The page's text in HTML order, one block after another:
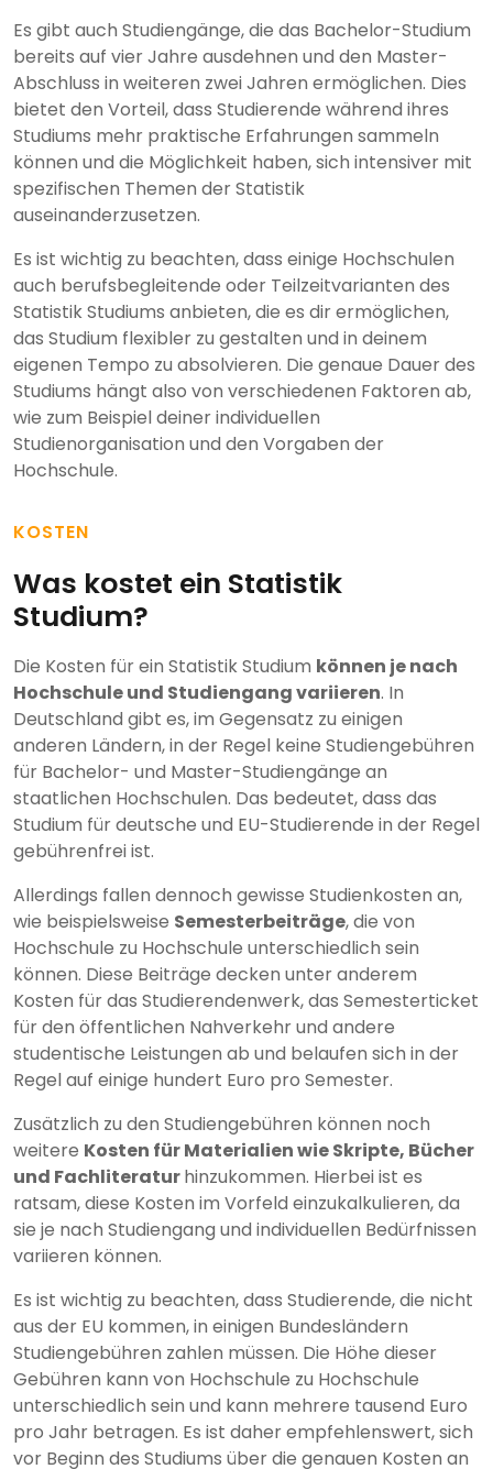
Es gibt auch Studiengänge, die das Bachelor-Studium
bereits auf vier Jahre ausdehnen und den Master-
Abschluss in weiteren zwei Jahren ermöglichen. Dies
bietet den Vorteil, dass Studierende während ihres
Studiums mehr praktische Erfahrungen sammeln
können und die Möglichkeit haben, sich intensiver mit
spezifischen Themen der Statistik
auseinanderzusetzen.
Es ist wichtig zu beachten, dass einige Hochschulen
auch berufsbegleitende oder Teilzeitvarianten des
Statistik Studiums anbieten, die es dir ermöglichen,
das Studium flexibler zu gestalten und in deinem
eigenen Tempo zu absolvieren. Die genaue Dauer des
Studiums hängt also von verschiedenen Faktoren ab,
wie zum Beispiel deiner individuellen
Studienorganisation und den Vorgaben der
Hochschule.
KOSTEN
Was kostet ein Statistik
Studium?
Die Kosten für ein Statistik Studium können je nach
Hochschule und Studiengang variieren. In
Deutschland gibt es, im Gegensatz zu einigen
anderen Ländern, in der Regel keine Studiengebühren
für Bachelor- und Master-Studiengänge an
staatlichen Hochschulen. Das bedeutet, dass das
Studium für deutsche und EU-Studierende in der Regel
gebührenfrei ist.
Allerdings fallen dennoch gewisse Studienkosten an,
wie beispielsweise Semesterbeiträge, die von
Hochschule zu Hochschule unterschiedlich sein
können. Diese Beiträge decken unter anderem
Kosten für das Studierendenwerk, das Semesterticket
für den öffentlichen Nahverkehr und andere
studentische Leistungen ab und belaufen sich in der
Regel auf einige hundert Euro pro Semester.
Zusätzlich zu den Studiengebühren können noch
weitere Kosten für Materialien wie Skripte, Bücher
und Fachliteraturhinzukommen. Hierbei ist es
ratsam, diese Kosten im Vorfeld einzukalkulieren, da
sie je nach Studiengang und individuellen Bedürfnissen
variieren können.
Es ist wichtig zu beachten, dass Studierende, die nicht
aus der EU kommen, in einigen Bundesländern
Studiengebühren zahlen müssen. Die Höhe dieser
Gebühren kann von Hochschule zu Hochschule
unterschiedlich sein und kann mehrere tausend Euro
pro Jahr betragen. Es ist daher empfehlenswert, sich
vor Beginn des Studiums über die genauen Kosten an